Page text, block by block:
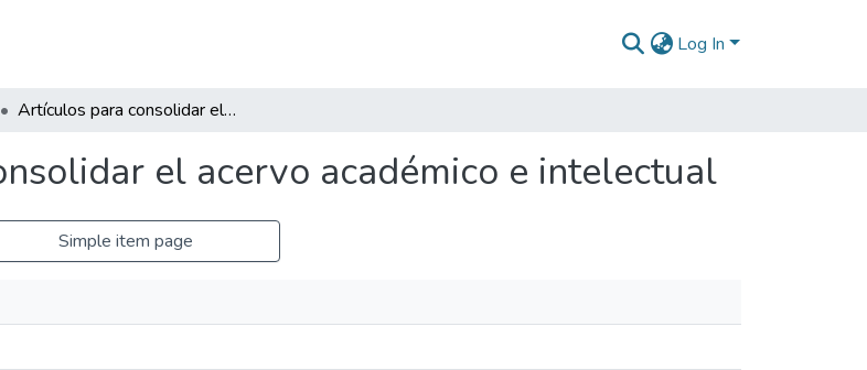
Log In
Artículos para consolidar el acervo académico e intelectual
el acervo académico e intelectual
Simple item page